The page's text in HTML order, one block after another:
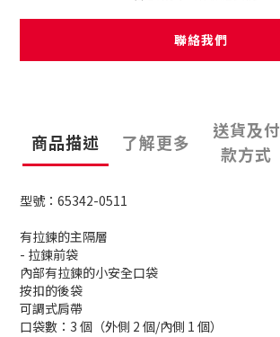
聯絡我們
商品描述 了解更多
送貨及付
款方式
型號：65342-0511
有拉鍊的主隔層
- 拉鍊前袋
內部有拉鍊的小安全口袋
按扣的後袋
可調式肩帶
口袋數：3 個（外側 2 個/內側 1 個）